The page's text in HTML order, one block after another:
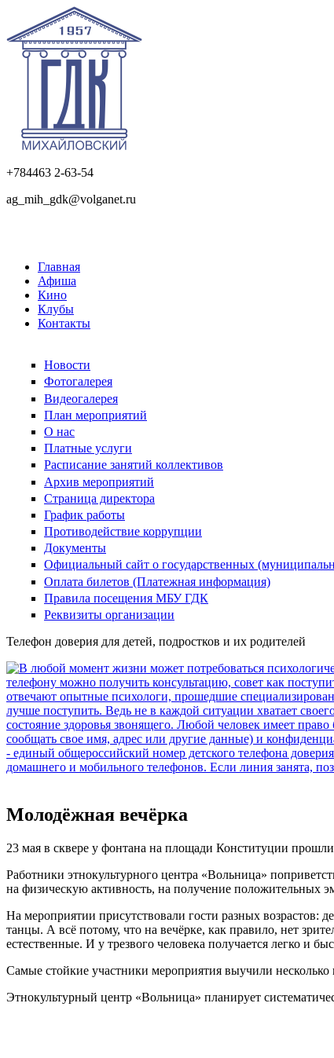
+784463 2-63-54
ag_mih_gdk@volganet.ru
Главная
Афиша
Кино
Клубы
Контакты
Новости
Фотогалерея
Видеогалерея
План мероприятий
О нас
Платные услуги
Расписание занятий коллективов
Архив мероприятий
Страница директора
График работы
Противодействие коррупции
Документы
Официальный сайт о государственных
Оплата билетов (Платежная информация)
Правила посещения МБУ ГДК
Реквизиты организации
Телефон доверия для детей, подростков и их родителей
Молодёжная вечёрка
23 мая в сквере у фонтана на площади Конституции
Работники этнокультурного центра «Вольница»
на физическую активность, на получение положительных
На мероприятии присутствовали гости разных возрастов:
танцы. А всё потому, что на вечёрке, как правило, нет
естественные. И у трезвого человека получается легко и
Самые стойкие участники мероприятия выучили
Этнокультурный центр «Вольница» планирует